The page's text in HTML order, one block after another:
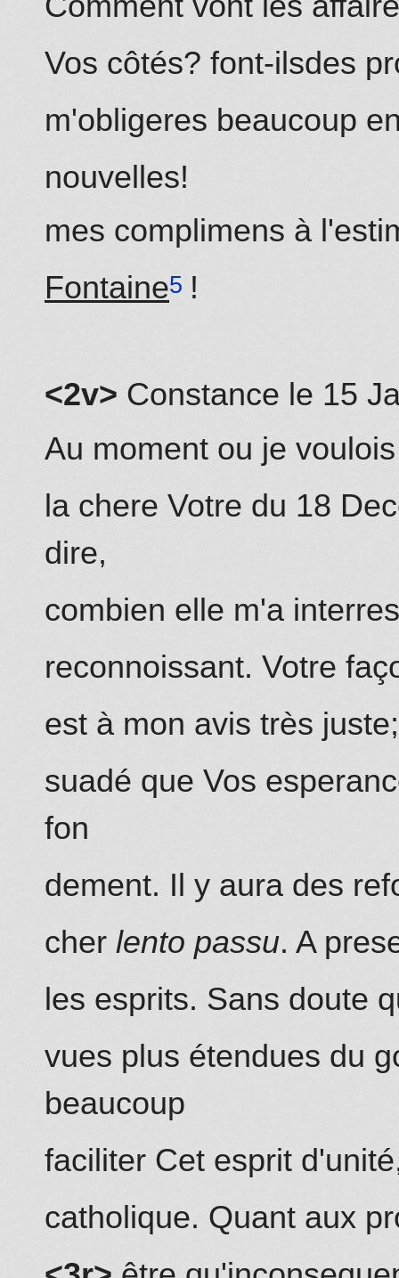
Vos côtés? font-ilsdes
m'obligeres beaucoup
nouvelles!
mes complimens à
Fontaine
!
<2v> Constance le 15
Au moment ou je
la chere Votre du 18
dire,
combien elle m'a
reconnoissant. Votre
est à mon avis très
suadé que Vos
fon
dement. Il y aura des
cher lento passu. A
les esprits. Sans doute
vues plus étendues du
beaucoup
faciliter Cet esprit
catholique. Quant aux